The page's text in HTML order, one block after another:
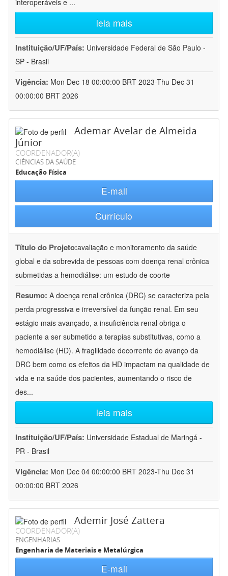
interoperáveis e ...
leia mais
Instituição/UF/País: Universidade Federal de São Paulo -
SP - Brasil
Vigência: Mon Dec 18 00:00:00 BRT 2023-Thu Dec 31
00:00:00 BRT 2026
Ademar Avelar de Almeida
Júnior
COORDENADOR(A)
CIÊNCIAS DA SAÚDE
Educação Física
E-mail
Currículo
Título do Projeto:avaliação e monitoramento da saúde
global e da sobrevida de pessoas com doença renal crônica
submetidas a hemodiálise: um estudo de coorte
Resumo: A doença renal crônica (DRC) se caracteriza pela
perda progressiva e irreversível da função renal. Em seu
estágio mais avançado, a insuficiência renal obriga o
paciente a ser submetido a terapias substitutivas, como a
hemodiálise (HD). A fragilidade decorrente do avanço da
DRC bem como os efeitos da HD impactam na qualidade de
vida e na saúde dos pacientes, aumentando o risco de
des...
leia mais
Instituição/UF/País: Universidade Estadual de Maringá -
PR - Brasil
Vigência: Mon Dec 04 00:00:00 BRT 2023-Thu Dec 31
00:00:00 BRT 2026
Ademir José Zattera
COORDENADOR(A)
ENGENHARIAS
Engenharia de Materiais e Metalúrgica
E-mail